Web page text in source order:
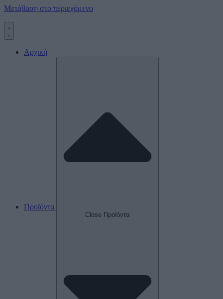
Μετάβαση στο περιεχόμενο
Αρχική
Προϊόντα
Close Προϊόντα